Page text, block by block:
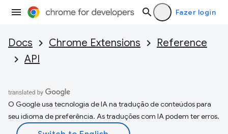
Fazer login
Docs Chrome Extensions
Reference
API
O Google usa tecnologia de IA na tradução de conteúdos para
seu idioma de preferência. As traduções com IA podem ter erros.